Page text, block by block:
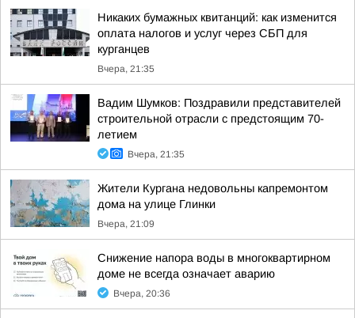
Никаких бумажных квитанций: как изменится
оплата налогов и услуг через СБП для
курганцев
Вчера, 21:35
Вадим Шумков: Поздравили представителей
строительной отрасли с предстоящим 70-
летием
Вчера, 21:35
Жители Кургана недовольны капремонтом
дома на улице Глинки
Вчера, 21:09
Снижение напора воды в многоквартирном
доме не всегда означает аварию
Вчера, 20:36